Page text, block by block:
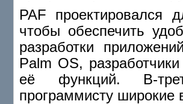
PAF проектировался
чтобы обеспечить
разработки
Palm OS,
её функций. В-
программисту широкие